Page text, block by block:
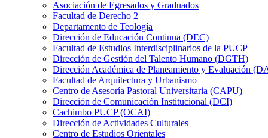
Asociación de Egresados y Graduados
Facultad de Derecho 2
Departamento de Teología
Dirección de Educación Continua (DEC)
Facultad de Estudios Interdisciplinarios de la PUCP
Dirección de Gestión del Talento Humano (DGTH)
Dirección Académica de Planeamiento y Evaluación
Facultad de Arquitectura y Urbanismo
Centro de Asesoría Pastoral Universitaria (CAPU)
Dirección de Comunicación Institucional (DCI)
Cachimbo PUCP (OCAI)
Dirección de Actividades Culturales
Centro de Estudios Orientales